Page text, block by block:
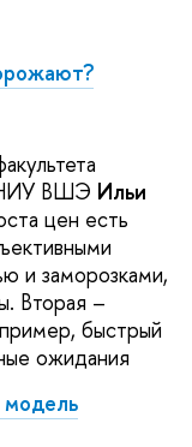
НИУ ВШЭ Ильи
цен есть
и заморозками,
Вторая –
быстрый
ожидания